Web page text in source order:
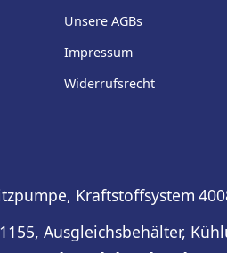
Unsere AGBs
Impressum
Widerrufsrecht
Kraftstoffsystem
Ausgleichsbehälter,